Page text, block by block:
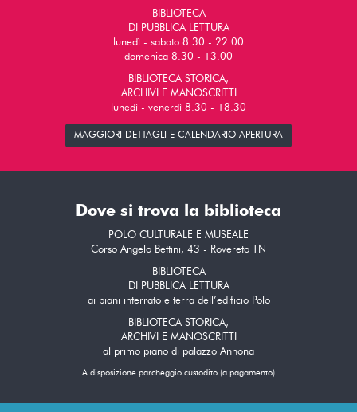
BIBLIOTECA
DI PUBBLICA LETTURA
lunedì - sabato 8.30 - 22.00
domenica 8.30 - 13.00
BIBLIOTECA STORICA,
ARCHIVI E MANOSCRITTI
lunedì - venerdì 8.30 - 18.30
MAGGIORI DETTAGLI E CALENDARIO APERTURA
Dove si trova la biblioteca
POLO CULTURALE E MUSEALE
Corso Angelo Bettini, 43 - Rovereto TN
BIBLIOTECA
DI PUBBLICA LETTURA
ai piani interrato e terra dell’edificio Polo
BIBLIOTECA STORICA,
ARCHIVI E MANOSCRITTI
al primo piano di palazzo Annona
A disposizione parcheggio custodito (a pagamento)